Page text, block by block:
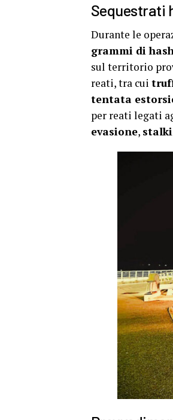
Sequestrati
Durante le
grammi di
sul territorio
reati, tra cui
tentata
per reati legati
evasione,